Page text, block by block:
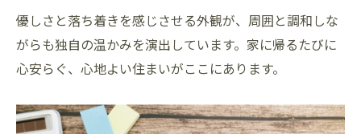
優しさと落ち着きを感じさせる外観が、周囲と調和しな
がらも独自の温かみを演出しています。家に帰るたびに
心安らぐ、心地よい住まいがここにあります。